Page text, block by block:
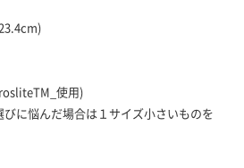
使用)
びに悩んだ場合は１サイズ小さいものを